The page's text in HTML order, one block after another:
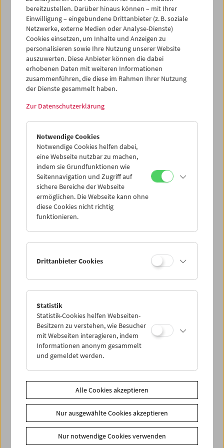
Premiere von A Messenger from the Shadows. Notes on Film
vonNorbert Pfaffenbichler. Den Auftakt des Abends
machte eine weitere Erstaufführung:Nik Thoenens
hochverdichteter „Schriftfilm“Korpus Grotesk
anschließende Publikumsgespräch führte Michaela Grill.
ProgrammApril 2013 - Premiere
Share on
Newsletter
Fotos unserer Gäste
Gästebuch
bereitzustellen. Darüber hinaus können – mit Ihrer
Einwilligung – eingebundene Drittanbieter (z. B. soziale
Netzwerke, externe Medien oder Analyse-Dienste)
Cookies einsetzen, um Inhalte und Anzeigen zu
personalisieren sowie Ihre Nutzung unserer Website
auszuwerten. Diese Anbieter können die dabei
erhobenen Daten mit weiteren Informationen
zusammenführen, die diese im Rahmen Ihrer Nutzung
der Dienste gesammelt haben.
Zur Datenschutzerklärung
Notwendige Cookies
Notwendige Cookies helfen dabei,
eine Webseite nutzbar zu machen,
indem sie Grundfunktionen wie
Seitennavigation und Zugriff auf
sichere Bereiche der Webseite
ermöglichen. Die Webseite kann ohne
diese Cookies nicht richtig
funktionieren.
Drittanbieter Cookies
Statistik
Statistik-Cookies helfen Webseiten-
Besitzern zu verstehen, wie Besucher
mit Webseiten interagieren, indem
Informationen anonym gesammelt
und gemeldet werden.
Alle Cookies akzeptieren
Nur ausgewählte Cookies akzeptieren
Nur notwendige Cookies verwenden